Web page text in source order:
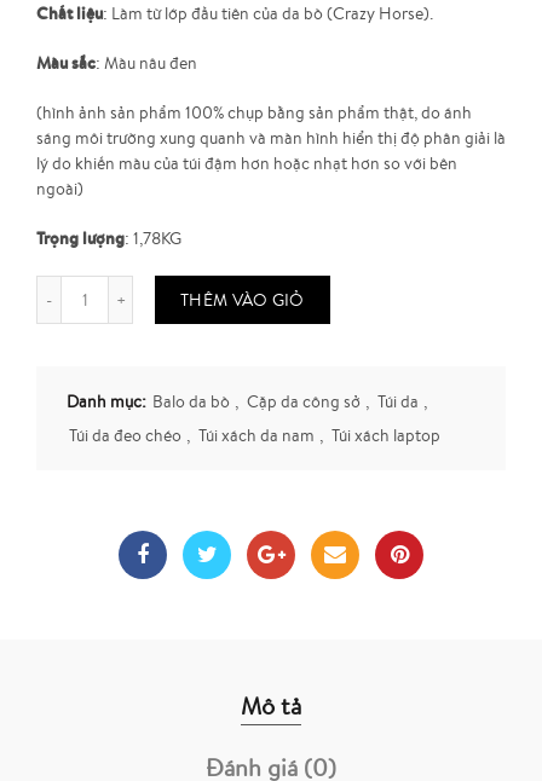
Chất liệu: Làm từ lớp đầu tiên của da bò (Crazy Horse).
Màu sắc: Màu nâu đen
(hình ảnh sản phẩm 100% chụp bằng sản phẩm thật, do ánh
sáng môi trường xung quanh và màn hình hiển thị độ phân giải là
lý do khiến màu của túi đậm hơn hoặc nhạt hơn so với bên
ngoài)
Trọng lượng: 1,78KG
THÊM VÀO GIỎ
Danh mục: Balo da bò , Cặp da công sở , Túi da ,
Túi da đeo chéo , Túi xách da nam , Túi xách laptop
Mô tả
Đánh giá (0)